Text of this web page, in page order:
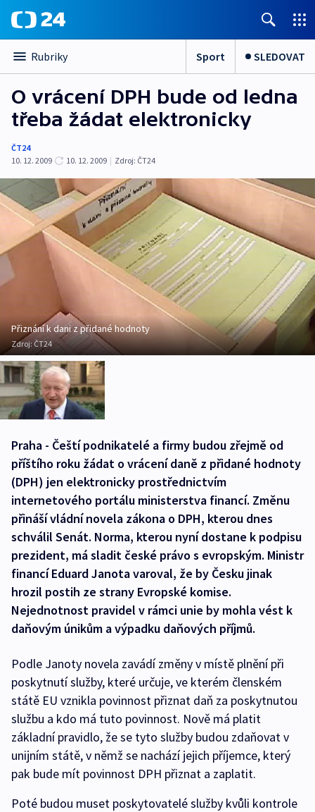
Rubriky Sport SLEDOVAT
O vrácení DPH bude od ledna
třeba žádat elektronicky
ČT24
10. 12. 2009
10. 12. 2009 | Zdroj: ČT24
Přiznání k dani z přidané hodnoty
Zdroj:ČT24
Praha - Čeští podnikatelé a firmy budou zřejmě od
příštího roku žádat o vrácení daně z přidané hodnoty
(DPH) jen elektronicky prostřednictvím
internetového portálu ministerstva financí. Změnu
přináší vládní novela zákona o DPH, kterou dnes
schválil Senát. Norma, kterou nyní dostane k podpisu
prezident, má sladit české právo s evropským. Ministr
financí Eduard Janota varoval, že by Česku jinak
hrozil postih ze strany Evropské komise.
Nejednotnost pravidel v rámci unie by mohla vést k
daňovým únikům a výpadku daňových příjmů.
Podle Janoty novela zavádí změny v místě plnění při
poskytnutí služby, které určuje, ve kterém členském
státě EU vznikla povinnost přiznat daň za poskytnutou
službu a kdo má tuto povinnost. Nově má platit
základní pravidlo, že se tyto služby budou zdaňovat v
unijním státě, v němž se nachází jejich příjemce, který
pak bude mít povinnost DPH přiznat a zaplatit.
Poté budou muset poskytovatelé služby kvůli kontrole